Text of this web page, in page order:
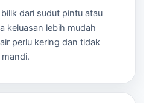
dari sudut pintu atau
keluasan lebih mudah
perlu kering dan tidak